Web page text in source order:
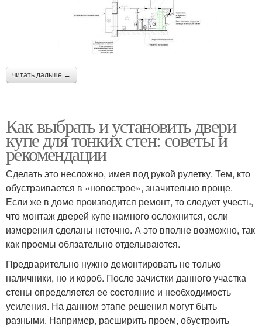
читать дальше →
Как выбрать и установить двери
купе для тонких стен: советы и
рекомендации
Сделать это несложно, имея под рукой рулетку. Тем, кто
обустраивается в «новострое», значительно проще.
Если же в доме производится ремонт, то следует учесть,
что монтаж дверей купе намного осложнится, если
измерения сделаны неточно. А это вполне возможно, так
как проемы обязательно отделываются.
Предварительно нужно демонтировать не только
наличники, но и короб. После зачистки данного участка
стены определяется ее состояние и необходимость
усиления. На данном этапе решения могут быть
разными. Например, расширить проем, обустроить